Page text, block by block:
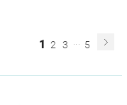
1 2 3 ... 5